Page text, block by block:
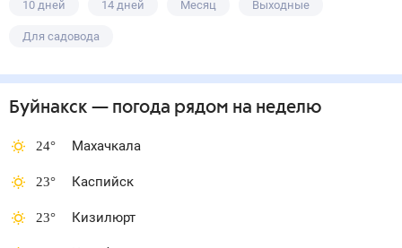
10 дней 14 дней Месяц Выходные
Для садовода
Буйнакск — погода рядом на неделю
24° Махачкала
23° Каспийск
23° Кизилюрт